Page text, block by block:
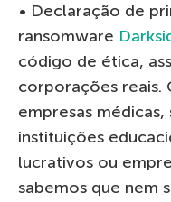
• Declaração de
ransomware
código de ética,
corporações reais.
empresas
instituições
lucrativos ou
sabemos que nem